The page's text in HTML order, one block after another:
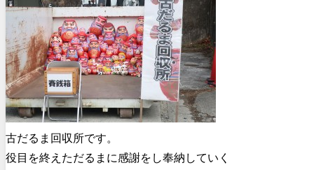
古だるま回収所です。
役目を終えただるまに感謝をし奉納していく